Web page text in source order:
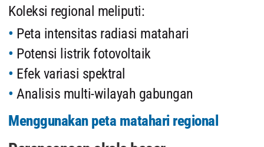
Koleksi regional meliputi:
Peta intensitas radiasi matahari
Potensi listrik fotovoltaik
Efek variasi spektral
Analisis multi-wilayah gabungan
Menggunakan peta matahari regional